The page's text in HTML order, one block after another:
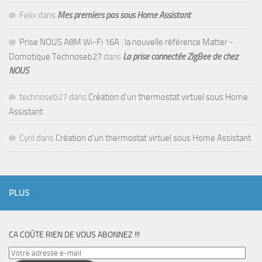
Felix dans Mes premiers pas sous Home Assistant
Prise NOUS A8M Wi-Fi 16A : la nouvelle référence Matter -
Domotique Technoseb27 dans La prise connectée ZigBee de chez
NOUS
technoseb27 dans Création d’un thermostat virtuel sous Home
Assistant
Cyril dans Création d’un thermostat virtuel sous Home Assistant
PLUS
CA COÛTE RIEN DE VOUS ABONNEZ !!!
Votre